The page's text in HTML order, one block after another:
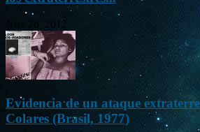
Nov 26, 2012
Evidencia de un ataque
Colares (Brasil, 1977)